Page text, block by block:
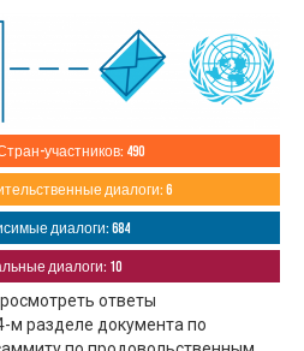
участников: 490
диалоги: 6
диалоги: 684
диалоги: 10
ответы
м разделе документа по